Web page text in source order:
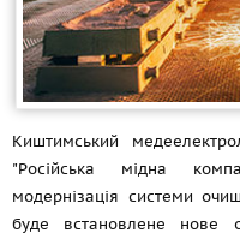
Киштимський
"Російська мідна
модернізація системи
буде встановлене нове